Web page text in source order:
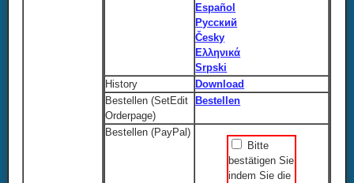
Español
Русский
Česky
Ελληνικά
Srpski
History
Download
Bestellen (SetEdit
Orderpage)
Bestellen
Bestellen (PayPal)
Bitte
bestätigen Sie
indem Sie die